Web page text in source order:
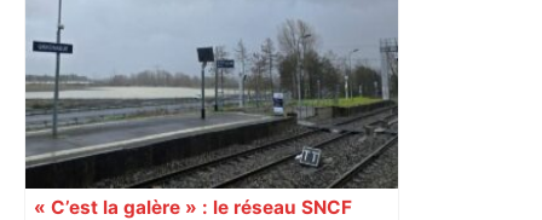
« C’est la galère » : le réseau SNCF